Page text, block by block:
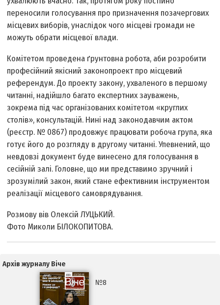
переносили голосування про призначення позачергових
місцевих виборів, унаслідок чого місцеві громади не
можуть обрати місцевої влади.
Комітетом проведена ґрунтовна робота, аби розробити
професійний якісний законопроект про місцевий
референдум. До проекту закону, ухваленого в першому
читанні, надійшло багато експертних зауважень,
зокрема під час організованих комітетом «круглих
столів», консультацій. Нині над законодавчим актом
(реєстр. № 0867) продовжує працювати робоча група, яка
готує його до розгляду в другому читанні. Упевнений, що
нев­довзі документ буде винесено для голосування в
сесійній залі. Головне, що ми представимо зручний і
зрозумілий закон, який стане ефективним інструментом
реалізації місцевого самоврядування.
Розмову вів Олексій ЛУЦЬКИЙ.
Фото Миколи БІЛОКОПИТОВА.
Архів журналу Віче
№8